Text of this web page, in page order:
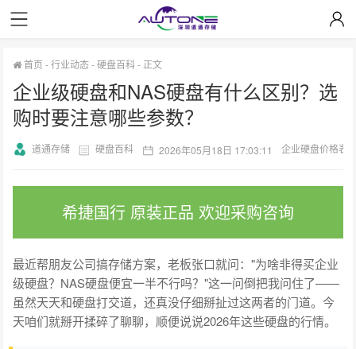
首页 -行业动态-硬盘百科- 正文
企业级硬盘和NAS硬盘有什么区别？选
购时要注意哪些参数？
道通存储 硬盘百科 2026年05月18日 17:03:11 企业硬盘价格表
希捷国行 原装正品 欢迎采购咨询
最近帮朋友公司搞存储方案，老板张口就问："为啥非得买企业
级硬盘？NAS硬盘便宜一半不行吗？"这一问倒把我问住了——
虽然天天和硬盘打交道，还真没仔细掰扯过这两者的门道。今
天咱们就掰开揉碎了聊聊，顺便说说2026年这些硬盘的行情。